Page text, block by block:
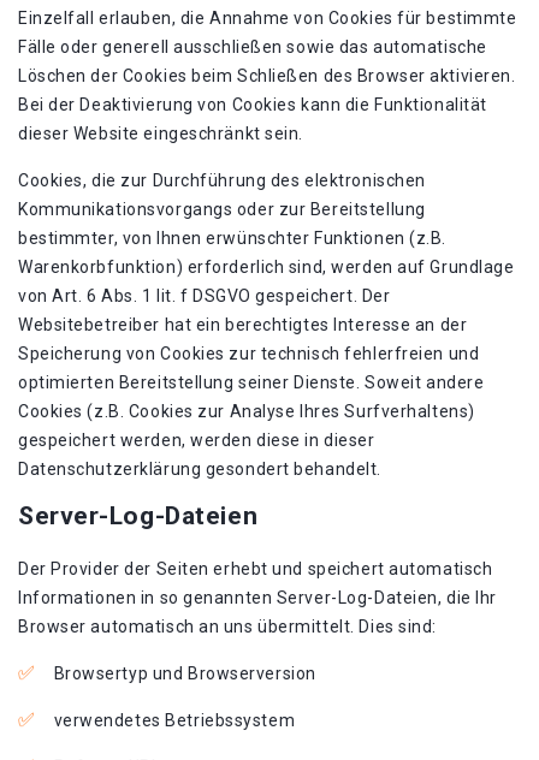
Einzelfall erlauben, die Annahme von Cookies für bestimmte
Fälle oder generell ausschließen sowie das automatische
Löschen der Cookies beim Schließen des Browser aktivieren.
Bei der Deaktivierung von Cookies kann die Funktionalität
dieser Website eingeschränkt sein.
Cookies, die zur Durchführung des elektronischen
Kommunikationsvorgangs oder zur Bereitstellung
bestimmter, von Ihnen erwünschter Funktionen (z.B.
Warenkorbfunktion) erforderlich sind, werden auf Grundlage
von Art. 6 Abs. 1 lit. f DSGVO gespeichert. Der
Websitebetreiber hat ein berechtigtes Interesse an der
Speicherung von Cookies zur technisch fehlerfreien und
optimierten Bereitstellung seiner Dienste. Soweit andere
Cookies (z.B. Cookies zur Analyse Ihres Surfverhaltens)
gespeichert werden, werden diese in dieser
Datenschutzerklärung gesondert behandelt.
Server-Log-Dateien
Der Provider der Seiten erhebt und speichert automatisch
Informationen in so genannten Server-Log-Dateien, die Ihr
Browser automatisch an uns übermittelt. Dies sind:
Browsertyp und Browserversion
verwendetes Betriebssystem